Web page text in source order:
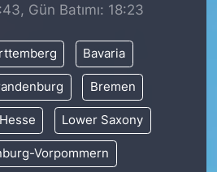
Gün Batımı: 18:23
Bavaria
Bremen
Hesse Lower Saxony
Vorpommern